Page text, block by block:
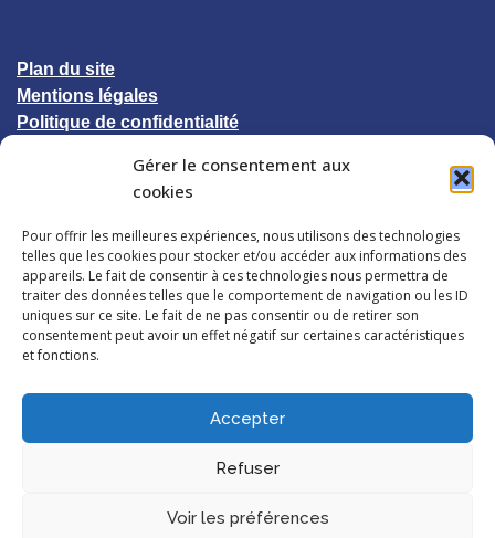
Gérer le consentement aux
cookies
Pour offrir les meilleures expériences, nous utilisons des technologies
telles que les cookies pour stocker et/ou accéder aux informations des
appareils. Le fait de consentir à ces technologies nous permettra de
traiter des données telles que le comportement de navigation ou les ID
uniques sur ce site. Le fait de ne pas consentir ou de retirer son
consentement peut avoir un effet négatif sur certaines caractéristiques
et fonctions.
Accepter
Refuser
Voir les préférences
Plan du site
Mentions légales
Politique de confidentialité
© 2023 CCIC-UNESCO
Suivez-nous
TOP